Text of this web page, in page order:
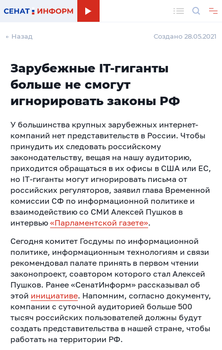
← Назад Создано 28.05.2021
Зарубежные IT-гиганты
больше не смогут
игнорировать законы РФ
У большинства крупных зарубежных интернет-
компаний нет представительств в России. Чтобы
принудить их следовать российскому
законодательству, вещая на нашу аудиторию,
приходится обращаться в их офисы в США или ЕС,
но IT-гиганты могут игнорировать письма от
российских регуляторов, заявил глава Временной
комиссии СФ по информационной политике и
взаимодействию со СМИ Алексей Пушков в
интервью «Парламентской газете».
Сегодня комитет Госдумы по информационной
политике, информационным технологиям и связи
рекомендовал палате принять в первом чтении
законопроект, соавтором которого стал Алексей
Пушков. Ранее «СенатИнформ» рассказывал об
этой инициативе. Напомним, согласно документу,
компании с суточной аудиторией больше 500
тысяч российских пользователей должны будут
создать представительства в нашей стране, чтобы
работать на территории РФ.